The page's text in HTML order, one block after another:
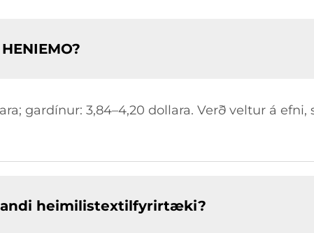
gardínur: 3,84–4,20 dollara. Verð veltur á
heimilistextilfyrirtæki?